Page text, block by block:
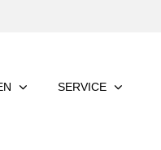
SERVICE